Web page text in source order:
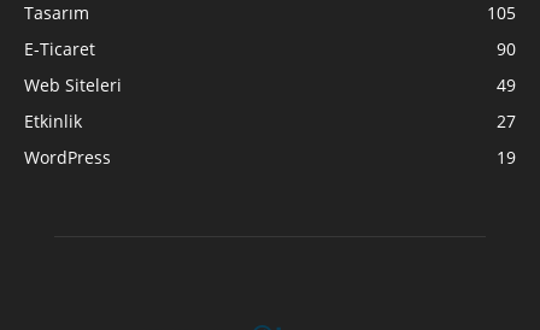
Tasarım
105
E-Ticaret
90
Web Siteleri
49
Etkinlik
27
WordPress
19